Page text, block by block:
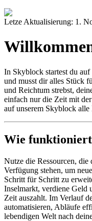
Letze Aktualisierung: 1.
In Skyblock startest du
und musst dir alles Stück
und Reichtum strebst,
einfach nur die Zeit mit
auf unserem Skyblock
Wie
Nutze die Ressourcen,
Verfügung stehen, um
Schritt für Schritt zu
Inselmarkt, verdiene Geld
Zeit auszahlt. Im Verlauf
automatisieren, Abläufe
lebendigen Welt nach